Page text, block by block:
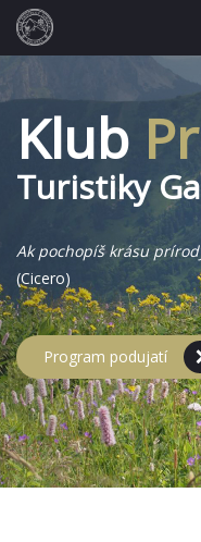
Klub
Turistiky
Ak pochopíš krásu
(Cicero)
Program podujatí